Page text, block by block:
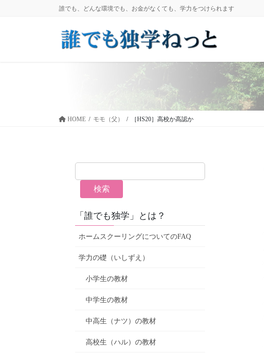
誰でも、どんな環境でも、お金がなくても、学力をつけられます
HOME モモ（父） ［HS20］高校か高認か
検索
「誰でも独学」とは？
ホームスクーリングについてのFAQ
学力の礎（いしずえ）
小学生の教材
中学生の教材
中高生（ナツ）の教材
高校生（ハル）の教材